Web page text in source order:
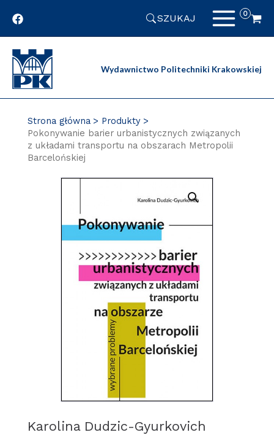
SZUKAJ
Wydawnictwo Politechniki Krakowskiej
Strona główna
Produkty
Pokonywanie barier urbanistycznych związanych
z układami transportu na obszarach Metropolii
Barcelońskiej
Karolina Dudzic-Gyurkovich